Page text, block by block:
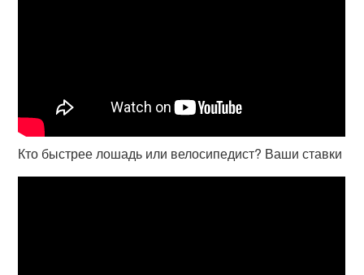
Кто быстрее лошадь или велосипедист? Ваши ставки